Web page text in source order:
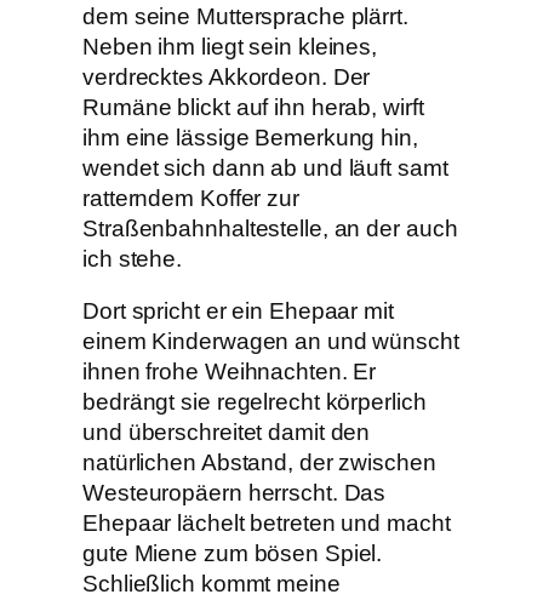
dem seine Muttersprache plärrt.
Neben ihm liegt sein kleines,
verdrecktes Akkordeon. Der
Rumäne blickt auf ihn herab, wirft
ihm eine lässige Bemerkung hin,
wendet sich dann ab und läuft samt
ratterndem Koffer zur
Straßenbahnhaltestelle, an der auch
ich stehe.
Dort spricht er ein Ehepaar mit
einem Kinderwagen an und wünscht
ihnen frohe Weihnachten. Er
bedrängt sie regelrecht körperlich
und überschreitet damit den
natürlichen Abstand, der zwischen
Westeuropäern herrscht. Das
Ehepaar lächelt betreten und macht
gute Miene zum bösen Spiel.
Schließlich kommt meine